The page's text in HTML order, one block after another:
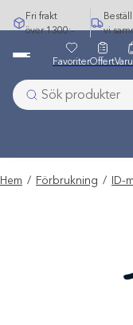
Hoppa
till
Fri frakt
över 1300:-
vi
FavoriterOffert
Hem / Förbrukning / ID-